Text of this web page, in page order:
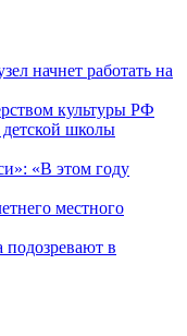
начнет работать на
культуры РФ
детской школы
«В этом году
местного
в